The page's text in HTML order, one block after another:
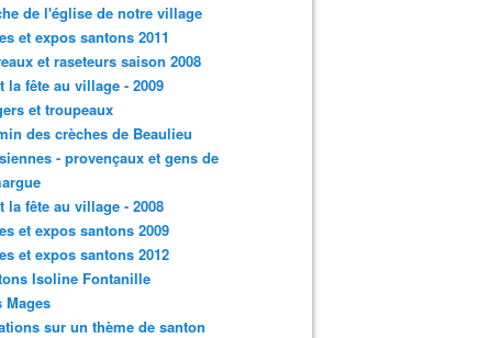
de l'église de notre village
et expos santons 2011
et raseteurs saison 2008
la fête au village - 2009
et troupeaux
des crèches de Beaulieu
- provençaux et gens de
la fête au village - 2008
et expos santons 2009
et expos santons 2012
Isoline Fontanille
Mages
sur un thème de santon